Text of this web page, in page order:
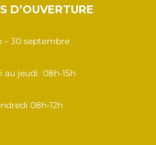
D’OUVERTURE
– 30 septembre
au jeudi 08h-15h
08h-12h